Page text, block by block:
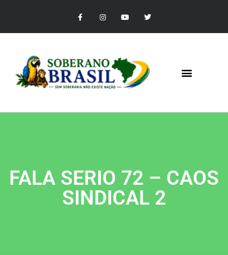
FALA SERIO 72 – CAOS
SINDICAL 2